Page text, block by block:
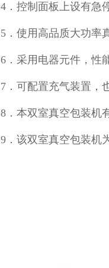
4．控制面板上设有急
5．使用高品质大功率
6．采用 电器元件，性
7．可配置充气装置，
8．本双室真空包装机
9．该双室真空包装机